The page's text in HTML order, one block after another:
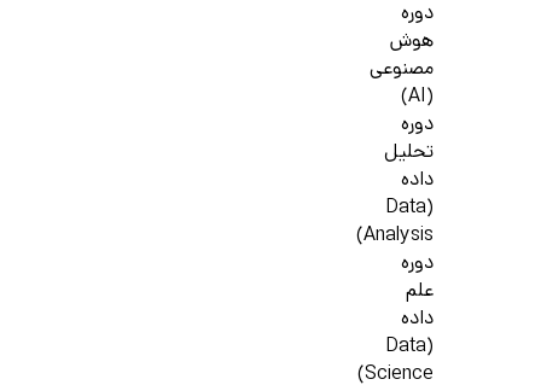
دوره
هوش
مصنوعی
(AI)
دوره
تحلیل
داده
(Data
Analysis)
دوره
علم
داده
(Data
Science)